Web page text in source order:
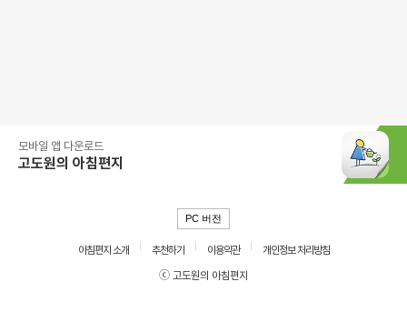
모바일 앱 다운로드
고도원의 아침편지
PC 버전
아침편지 소개 추천하기 이용약관
개인정보 처리방침
ⓒ 고도원의 아침편지